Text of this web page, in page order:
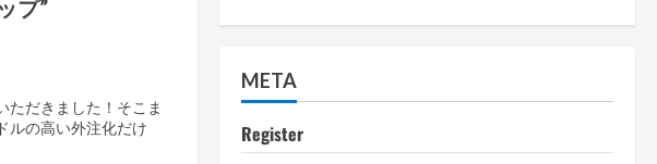
プ”
ただきました！そこま
ルの高い外注化だけ
META
Register